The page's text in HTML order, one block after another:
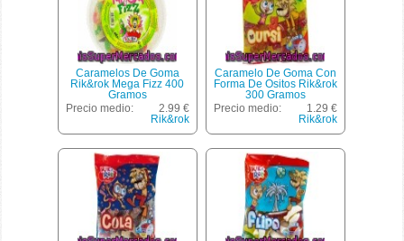
Caramelos De Goma
Rik&rok Mega Fizz 400
Gramos
Precio medio:
2.99 €
Rik&rok
Caramelo De Goma Con
Forma De Ositos Rik&rok
300 Gramos
Precio medio:
1.29 €
Rik&rok